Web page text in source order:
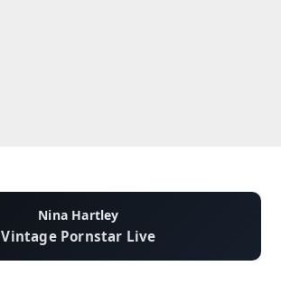
Nina Hartley
Vintage Pornstar Live